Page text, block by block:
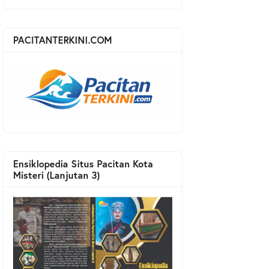
PACITANTERKINI.COM
Ensiklopedia Situs Pacitan Kota
Misteri (Lanjutan 3)